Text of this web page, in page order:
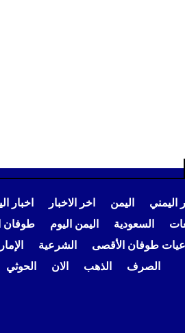
اليمني اليمن اخر الاخبار اخبار
السعودية اليمن اليوم طوفان
طوفان الأقصى
الشرعية
الصرف
الذهب الان الحوثي